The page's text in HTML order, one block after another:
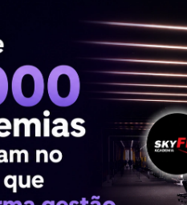
e negócios fitness,
em que a
tempo de resposta
de IA de vendas para
problema real: como
mesmo quando a equipe